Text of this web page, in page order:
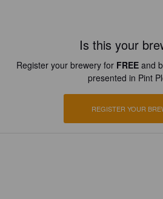
Is this your
Register your brewery for FREE and
presented in Pint
REGISTER YOUR